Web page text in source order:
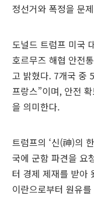
정선거와 폭정을 문
도널드 트럼프 미국
호르무즈 해협 안전
고 밝혔다. 7개국 중
프랑스”이며, 안전
을 의미한다.
트럼프의 ‘신(神)의
국에 군함 파견을 요
터 경제 제재를 받아
이란으로부터 원유